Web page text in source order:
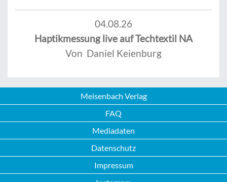
04.08.26
Haptikmessung live auf Techtextil NA
Von Daniel Keienburg
Meisenbach Verlag
FAQ
Mediadaten
Datenschutz
Impressum